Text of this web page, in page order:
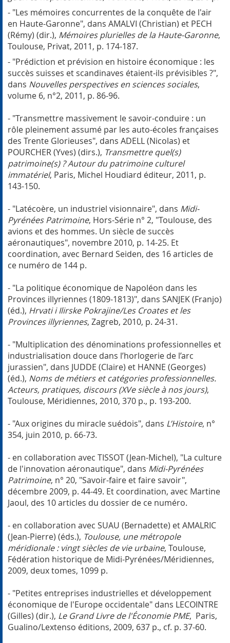
- "Les mémoires concurrentes de la conquête de l'air
en Haute-Garonne", dans AMALVI (Christian) et PECH
(Rémy) (dir.), Mémoires plurielles de la Haute-Garonne,
Toulouse, Privat, 2011, p. 174-187.
- "Prédiction et prévision en histoire économique : les
succès suisses et scandinaves étaient-ils prévisibles ?",
dans Nouvelles perspectives en sciences sociales,
volume 6, n°2, 2011, p. 86-96.
- "Transmettre massivement le savoir-conduire : un
rôle pleinement assumé par les auto-écoles françaises
des Trente Glorieuses", dans ADELL (Nicolas) et
POURCHER (Yves) (dirs.), Transmettre quel(s)
patrimoine(s) ? Autour du patrimoine culturel
immatériel, Paris, Michel Houdiard éditeur, 2011, p.
143-150.
- "Latécoère, un industriel visionnaire", dans Midi-
Pyrénées Patrimoine, Hors-Série n° 2, "Toulouse, des
avions et des hommes. Un siècle de succès
aéronautiques", novembre 2010, p. 14-25. Et
coordination, avec Bernard Seiden, des 16 articles de
ce numéro de 144 p.
- "La politique économique de Napoléon dans les
Provinces illyriennes (1809-1813)", dans SANJEK (Franjo)
(éd.), Hrvati i Ilirske Pokrajine/Les Croates et les
Provinces illyriennes, Zagreb, 2010, p. 24-31.
- "Multiplication des dénominations professionnelles et
industrialisation douce dans l’horlogerie de l’arc
jurassien", dans JUDDE (Claire) et HANNE (Georges)
(éd.), Noms de métiers et catégories professionnelles.
Acteurs, pratiques, discours (XVe siècle à nos jours),
Toulouse, Méridiennes, 2010, 370 p., p. 193-200.
- "Aux origines du miracle suédois", dans L’Histoire, n°
354, juin 2010, p. 66-73.
- en collaboration avec TISSOT (Jean-Michel), "La culture
de l'innovation aéronautique", dans Midi-Pyrénées
Patrimoine, n° 20, "Savoir-faire et faire savoir",
décembre 2009, p. 44-49. Et coordination, avec Martine
Jaoul, des 10 articles du dossier de ce numéro.
- en collaboration avec SUAU (Bernadette) et AMALRIC
(Jean-Pierre) (éds.), Toulouse, une métropole
méridionale : vingt siècles de vie urbaine, Toulouse,
Fédération historique de Midi-Pyrénées/Méridiennes,
2009, deux tomes, 1099 p.
- "Petites entreprises industrielles et développement
économique de l'Europe occidentale" dans LECOINTRE
(Gilles) (dir.), Le Grand Livre de l'Économie PME, Paris,
Gualino/Lextenso éditions, 2009, 637 p., cf. p. 37-60.